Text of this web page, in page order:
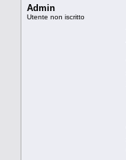
Admin
Utente non iscritto